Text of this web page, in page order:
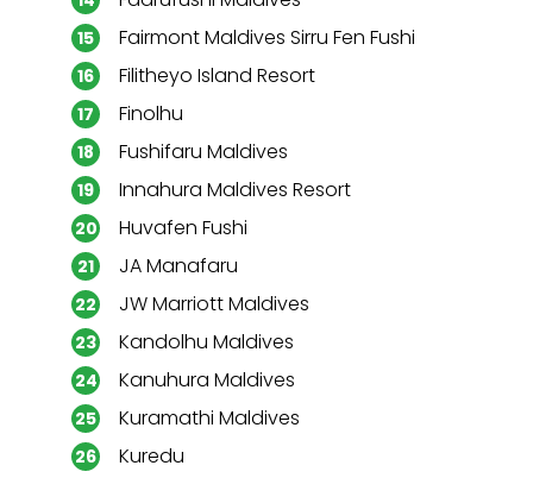
Fairmont Maldives Sirru Fen Fushi
Filitheyo Island Resort
Finolhu
Fushifaru Maldives
Innahura Maldives Resort
Huvafen Fushi
JA Manafaru
JW Marriott Maldives
Kandolhu Maldives
Kanuhura Maldives
Kuramathi Maldives
Kuredu